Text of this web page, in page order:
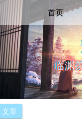
首页
临渊
文章